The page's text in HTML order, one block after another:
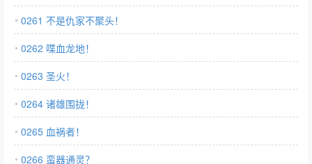
0261 不是仇家不聚头！
0262 喋血龙地！
0263 圣火！
0264 诸雄围拢！
0265 血祸者！
0266 蛮器通灵？